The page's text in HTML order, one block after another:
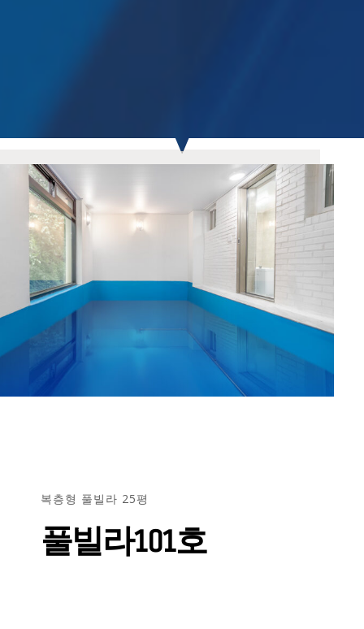
복층형 풀빌라 25평
풀빌라101호